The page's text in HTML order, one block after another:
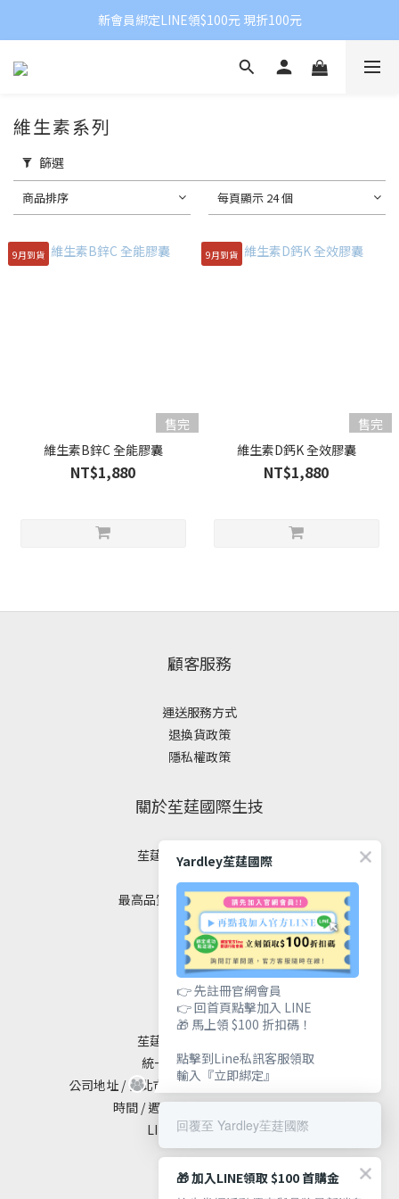
新會員綁定LINE領$100元 現折100元
維生素系列
篩選
商品排序 每頁顯示 24 個
9月到貨
售完
維生素B鋅C 全能膠囊
NT$1,880
9月到貨
售完
維生素D鈣K 全效膠囊
NT$1,880
顧客服務
運送服務方式
退換貨政策
隱私權政策
關於苼莛國際生技
苼莛國際生技有限公司
最高品質｜安全｜健康｜美麗
聯絡我們
苼莛國際生技有限公司
統一編號 / 90615838
公司地址 / 台北市大安區敦化南路二段65號19樓
時間 / 週一至週五 10:00 - 18:00
LINE@ / @yardley
Yardley苼莛國際
👉 先註冊官網會員
👉 回首頁點擊加入 LINE
🎁 馬上領 $100 折扣碼！
點擊到Line私訊客服領取
輸入『立即綁定』
回覆至 Yardley苼莛國際
🎁 加入LINE領取 $100 首購金